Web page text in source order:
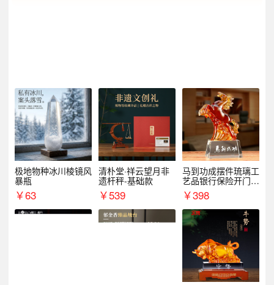
极地物种冰川棱镜风
暴瓶
￥63
清朴堂·祥云望月非
遗杆秤-基础款
￥539
马到功成摆件琉璃工
艺品银行保险开门红
周年庆典伴手礼表彰
礼品
￥398